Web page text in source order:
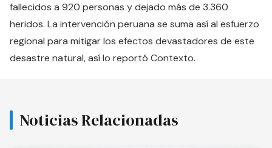
fallecidos a 920 personas y dejado más de 3.360
heridos. La intervención peruana se suma así al esfuerzo
regional para mitigar los efectos devastadores de este
desastre natural, así lo reportó Contexto.
Noticias Relacionadas